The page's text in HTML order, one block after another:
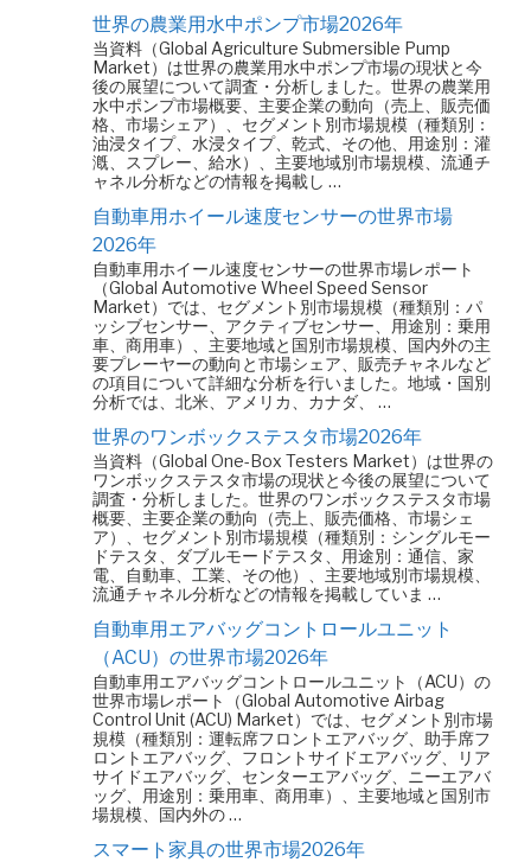
世界の農業用水中ポンプ市場2026年
当資料（Global Agriculture Submersible Pump
Market）は世界の農業用水中ポンプ市場の現状と今
後の展望について調査・分析しました。世界の農業用
水中ポンプ市場概要、主要企業の動向（売上、販売価
格、市場シェア）、セグメント別市場規模（種類別：
油浸タイプ、水浸タイプ、乾式、その他、用途別：灌
漑、スプレー、給水）、主要地域別市場規模、流通チ
ャネル分析などの情報を掲載し …
自動車用ホイール速度センサーの世界市場
2026年
自動車用ホイール速度センサーの世界市場レポート
（Global Automotive Wheel Speed Sensor
Market）では、セグメント別市場規模（種類別：パ
ッシブセンサー、アクティブセンサー、用途別：乗用
車、商用車）、主要地域と国別市場規模、国内外の主
要プレーヤーの動向と市場シェア、販売チャネルなど
の項目について詳細な分析を行いました。地域・国別
分析では、北米、アメリカ、カナダ、 …
世界のワンボックステスタ市場2026年
当資料（Global One-Box Testers Market）は世界の
ワンボックステスタ市場の現状と今後の展望について
調査・分析しました。世界のワンボックステスタ市場
概要、主要企業の動向（売上、販売価格、市場シェ
ア）、セグメント別市場規模（種類別：シングルモー
ドテスタ、ダブルモードテスタ、用途別：通信、家
電、自動車、工業、その他）、主要地域別市場規模、
流通チャネル分析などの情報を掲載していま …
自動車用エアバッグコントロールユニット
（ACU）の世界市場2026年
自動車用エアバッグコントロールユニット（ACU）の
世界市場レポート（Global Automotive Airbag
Control Unit (ACU) Market）では、セグメント別市場
規模（種類別：運転席フロントエアバッグ、助手席フ
ロントエアバッグ、フロントサイドエアバッグ、リア
サイドエアバッグ、センターエアバッグ、ニーエアバ
ッグ、用途別：乗用車、商用車）、主要地域と国別市
場規模、国内外の …
スマート家具の世界市場2026年